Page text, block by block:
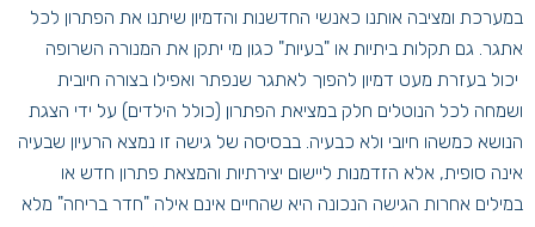
במערכת ומציבה אותנו כאנשי החדשנות והדמיון שיתנו את הפתרון לכל
אתגר. גם תקלות ביתיות או "בעיות" כגון מי יתקן את המנורה השרופה
יכול בעזרת מעט דמיון להפוך לאתגר שנפתר ואפילו בצורה חיובית
ושמחה לכל הנוטלים חלק במציאת הפתרון (כולל הילדים) על ידי הצגת
הנושא כמשהו חיובי ולא כבעיה. בבסיסה של גישה זו נמצא הרעיון שבעיה
אינה סופית, אלא הזדמנות ליישום יצירתיות והמצאת פתרון חדש או
במילים אחרות הגישה הנכונה היא שהחיים אינם אילה "חדר בריחה" מלא